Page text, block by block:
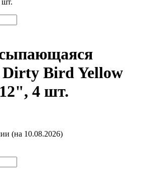
Bird Yellow
4 шт.
(на 10.08.2026)